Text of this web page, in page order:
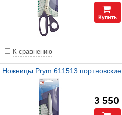
Купить
К сравнению
Ножницы Prym 611513 портновские
3 550